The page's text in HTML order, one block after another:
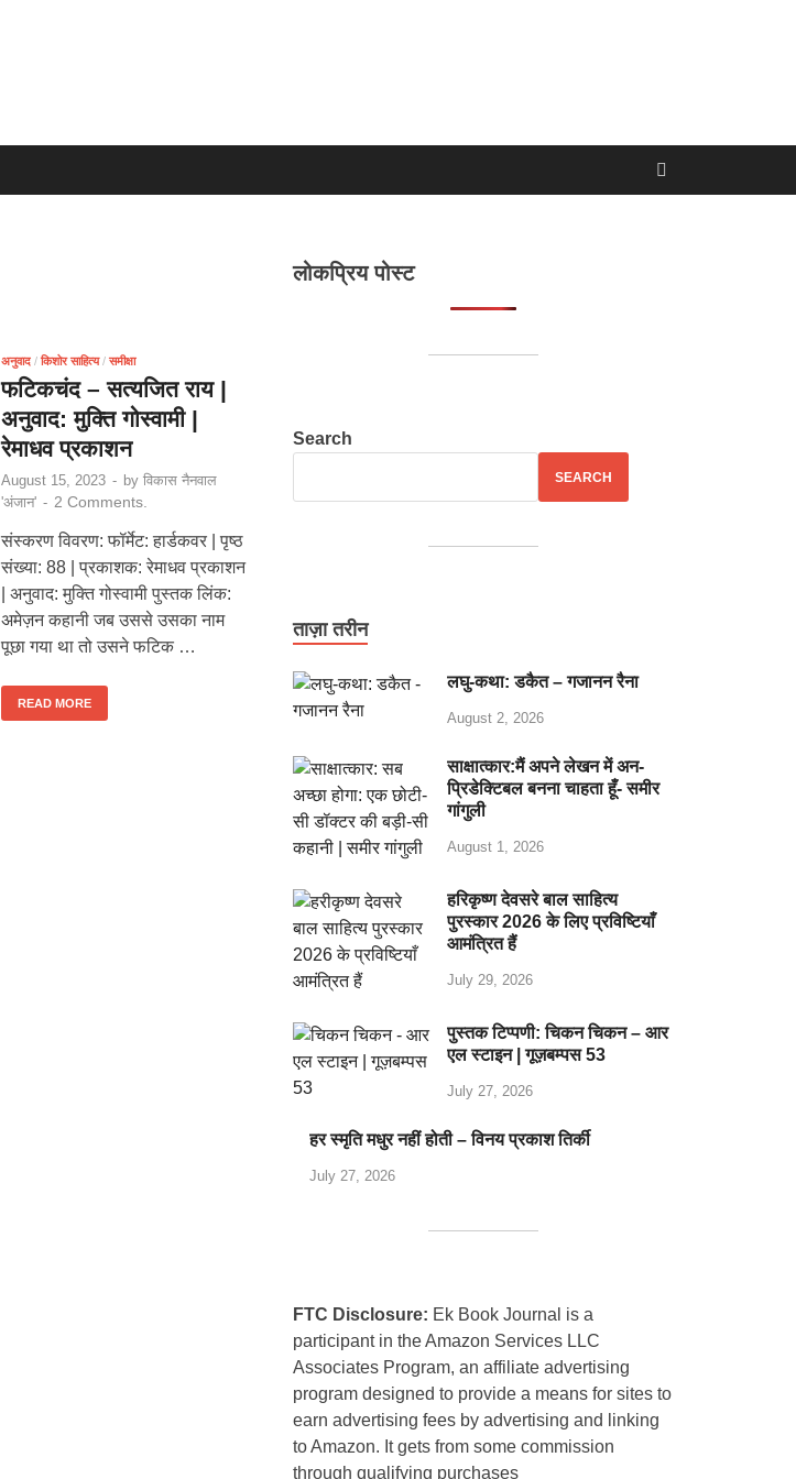
अनुवाद / किशोर साहित्य/ समीक्षा
फटिकचंद – सत्यजित राय |
अनुवाद: मुक्ति गोस्वामी |
रेमाधव प्रकाशन
August 15, 2023 - by विकास नैनवाल
'अंजान' - 2 Comments.
संस्करण विवरण: फॉर्मेट: हार्डकवर | पृष्ठ
संख्या: 88 | प्रकाशक: रेमाधव प्रकाशन
| अनुवाद: मुक्ति गोस्वामी पुस्तक लिंक:
अमेज़न कहानी जब उससे उसका नाम
पूछा गया था तो उसने फटिक …
READ MORE
लोकप्रिय पोस्ट
Search
SEARCH
ताज़ा तरीन
लघु-कथा: डकैत – गजानन रैना
August 2, 2026
साक्षात्कार:मैं अपने लेखन में अन-
प्रिडेक्टिबल बनना चाहता हूँ- समीर
गांगुली
August 1, 2026
हरिकृष्ण देवसरे बाल साहित्य
पुरस्कार 2026 के लिए प्रविष्टियाँ
आमंत्रित हैं
July 29, 2026
पुस्तक टिप्पणी: चिकन चिकन – आर
एल स्टाइन | गूज़बम्पस 53
July 27, 2026
हर स्मृति मधुर नहीं होती – विनय प्रकाश तिर्की
July 27, 2026
FTC Disclosure: Ek Book Journal is a
participant in the Amazon Services LLC
Associates Program, an affiliate advertising
program designed to provide a means for sites to
earn advertising fees by advertising and linking
to Amazon. It gets from some commission
through qualifying purchases